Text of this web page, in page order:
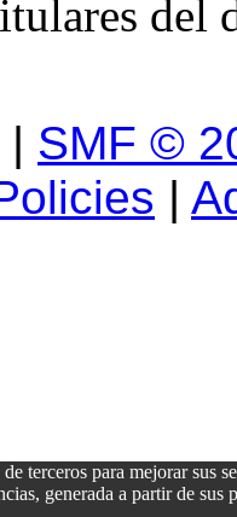
del
| SMF ©
|
terceros para mejorar sus
generada a partir de